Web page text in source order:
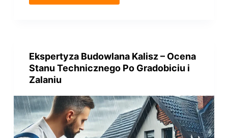
Ekspertyza Budowlana Kalisz – Ocena
Stanu Technicznego Po Gradobiciu i
Zalaniu